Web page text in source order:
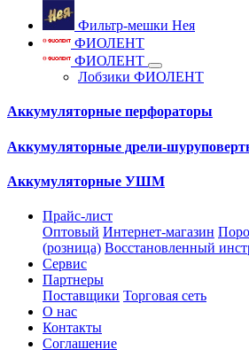
Фильтр-мешки Нея
ФИОЛЕНТ
ФИОЛЕНТ
Лобзики ФИОЛЕНТ
Аккумуляторные перфораторы
Аккумуляторные дрели-
Аккумуляторные УШМ
Прайс-лист
Оптовый Интернет-магазин
(розница) Восстановленный
Сервис
Партнеры
Поставщики Торговая сеть
О нас
Контакты
Соглашение